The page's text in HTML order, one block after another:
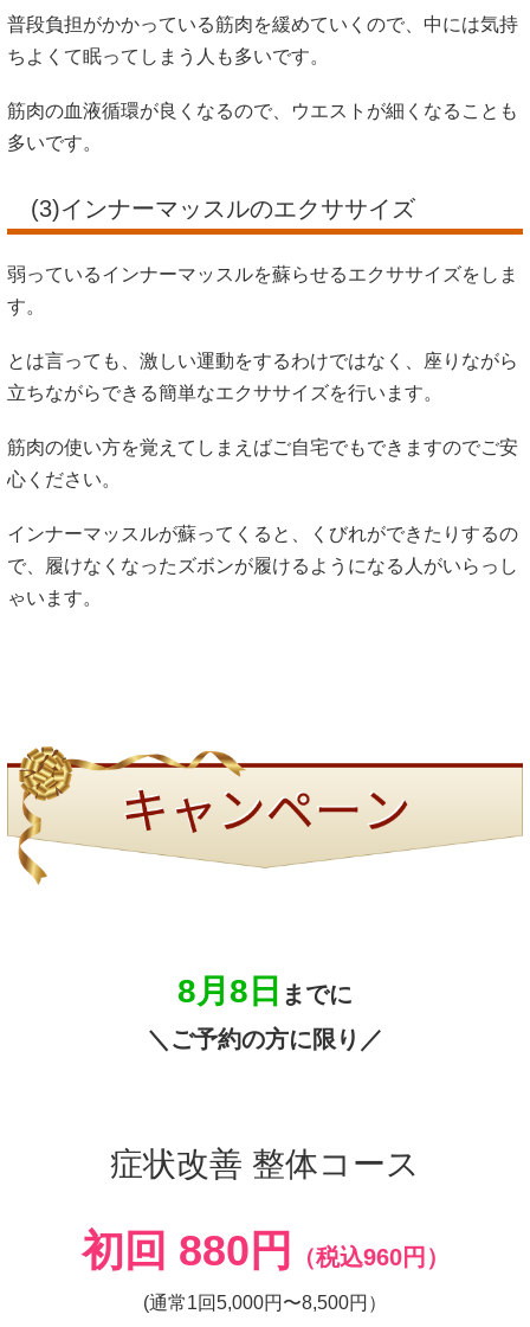
普段負担がかかっている筋肉を緩めていくので、中には気持
ちよくて眠ってしまう人も多いです。
筋肉の血液循環が良くなるので、ウエストが細くなることも
多いです。
(3)インナーマッスルのエクササイズ
弱っているインナーマッスルを蘇らせるエクササイズをしま
す。
とは言っても、激しい運動をするわけではなく、座りながら
立ちながらできる簡単なエクササイズを行います。
筋肉の使い方を覚えてしまえばご自宅でもできますのでご安
心ください。
インナーマッスルが蘇ってくると、くびれができたりするの
で、履けなくなったズボンが履けるようになる人がいらっし
ゃいます。
8月8日 までに
＼ご予約の方に限り／
症状改善 整体コース
初回 880円 （税込960円）
(通常1回5,000円〜8,500円）